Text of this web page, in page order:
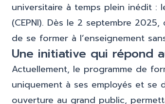
universitaire à temps plein inédit :
(CEPNI). Dès le 2 septembre
de se former à l’enseignement
Une initiative qui répond
Actuellement, le programme de
uniquement à ses employés et se
ouverture au grand public,